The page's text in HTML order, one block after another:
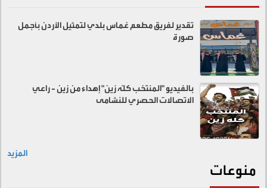
تقدير لفريق مطعم غماس بلدي لتمثيل الأردن بأجمل
صورة
بالفيديو "المنتخب كلّه زين" إهداء من زين - راعي
الاتصالات الحصري للنشامى
المزيد
منوعات